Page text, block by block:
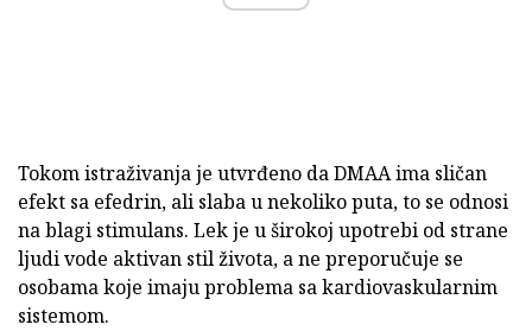
Tokom istraživanja je utvrđeno da DMAA ima sličan
efekt sa efedrin, ali slaba u nekoliko puta, to se odnosi
na blagi stimulans. Lek je u širokoj upotrebi od strane
ljudi vode aktivan stil života, a ne preporučuje se
osobama koje imaju problema sa kardiovaskularnim
sistemom.